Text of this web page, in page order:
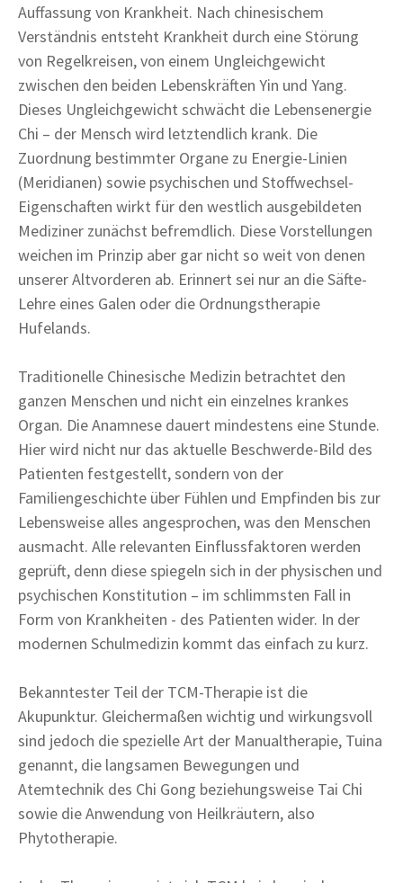
Auffassung von Krankheit. Nach chinesischem
Verständnis entsteht Krankheit durch eine Störung
von Regelkreisen, von einem Ungleichgewicht
zwischen den beiden Lebenskräften Yin und Yang.
Dieses Ungleichgewicht schwächt die Lebensenergie
Chi – der Mensch wird letztendlich krank. Die
Zuordnung bestimmter Organe zu Energie-Linien
(Meridianen) sowie psychischen und Stoffwechsel-
Eigenschaften wirkt für den westlich ausgebildeten
Mediziner zunächst befremdlich. Diese Vorstellungen
weichen im Prinzip aber gar nicht so weit von denen
unserer Altvorderen ab. Erinnert sei nur an die Säfte-
Lehre eines Galen oder die Ordnungstherapie
Hufelands.
Traditionelle Chinesische Medizin betrachtet den
ganzen Menschen und nicht ein einzelnes krankes
Organ. Die Anamnese dauert mindestens eine Stunde.
Hier wird nicht nur das aktuelle Beschwerde-Bild des
Patienten festgestellt, sondern von der
Familiengeschichte über Fühlen und Empfinden bis zur
Lebensweise alles angesprochen, was den Menschen
ausmacht. Alle relevanten Einflussfaktoren werden
geprüft, denn diese spiegeln sich in der physischen und
psychischen Konstitution – im schlimmsten Fall in
Form von Krankheiten - des Patienten wider. In der
modernen Schulmedizin kommt das einfach zu kurz.
Bekanntester Teil der TCM-Therapie ist die
Akupunktur. Gleichermaßen wichtig und wirkungsvoll
sind jedoch die spezielle Art der Manualtherapie, Tuina
genannt, die langsamen Bewegungen und
Atemtechnik des Chi Gong beziehungsweise Tai Chi
sowie die Anwendung von Heilkräutern, also
Phytotherapie.